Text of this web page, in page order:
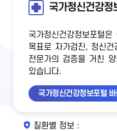
국가정신건강정
국가정신건강정보포털
목표로 자가검진, 정신
전문가의 검증을 거친
있습니다.
국가정신건강정보포털 바
질환별 정보 :